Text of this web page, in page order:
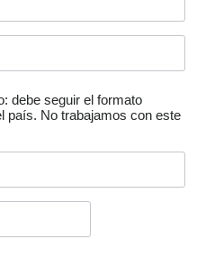
debe seguir el formato
país. No trabajamos con este